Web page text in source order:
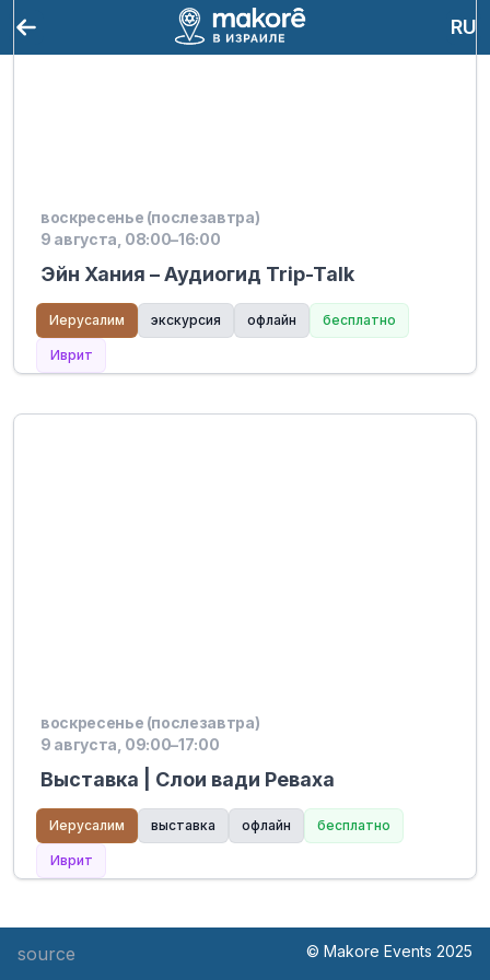
RU
воскресенье (послезавтра)
9 августа, 08:00–16:00
Эйн Хания – Аудиогид Trip-Talk
Иерусалим экскурсия офлайн бесплатно
Иврит
воскресенье (послезавтра)
9 августа, 09:00–17:00
Выставка | Слои вади Реваха
Иерусалим выставка офлайн бесплатно
Иврит
source © Makore Events 2025